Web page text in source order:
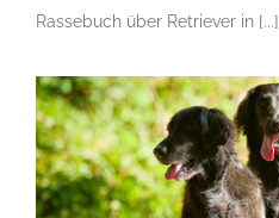
Rassebuch über Retriever in [...]